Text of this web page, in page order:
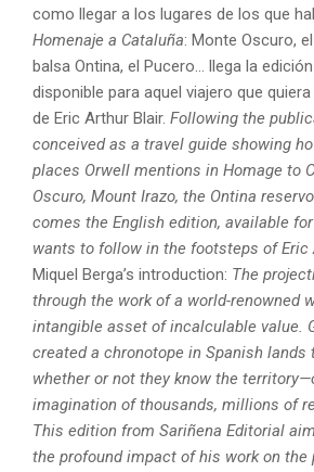
como llegar a los lugares de los que
Homenaje a Cataluña: Monte Oscuro,
balsa Ontina, el Pucero... llega la
disponible para aquel viajero que
de Eric Arthur Blair. Following the
conceived as a travel guide showing
places Orwell mentions in Homage to
Oscuro, Mount Irazo, the Ontina
comes the English edition, available
wants to follow in the footsteps of Eric
Miquel Berga’s introduction: The
through the work of a world-renowned
intangible asset of incalculable value.
created a chronotope in Spanish
whether or not they know the
imagination of thousands, millions of
This edition from Sariñena Editorial
the profound impact of his work on the